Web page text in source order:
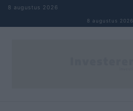
Naar inhoud springen
8 augustus 2026
8 augustus 2026